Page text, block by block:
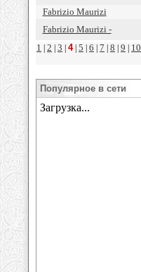
Fabrizio Maurizi
Fabrizio Maurizi -
1 2 3 4| 5 6 7 8 9 10
Популярное в сети